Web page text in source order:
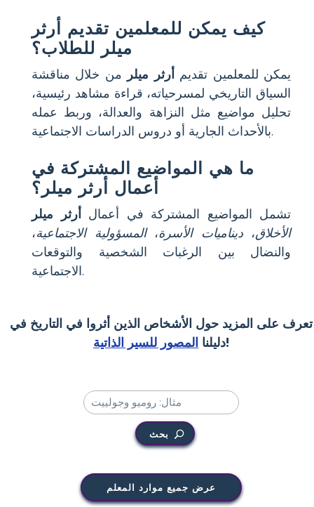
كيف يمكن للمعلمين تقديم أرثر
ميلر للطلاب؟
يمكن للمعلمين تقديم أرثر ميلر من خلال مناقشة
السياق التاريخي لمسرحياته، قراءة مشاهد رئيسية،
تحليل مواضيع مثل النزاهة والعدالة، وربط عمله
بالأحداث الجارية أو دروس الدراسات الاجتماعية.
ما هي المواضيع المشتركة في
أعمال أرثر ميلر؟
تشمل المواضيع المشتركة في أعمال
أرثر ميلر
الأخلاق،ديناميات الأسرة،المسؤولية الاجتماعية،
والنضال بين الرغبات الشخصية والتوقعات
الاجتماعية.
تعرف على المزيد حول الأشخاص الذين أثروا في التاريخ في
دليلنا المصور للسير الذاتية !
بحث
عرض جميع موارد المعلم